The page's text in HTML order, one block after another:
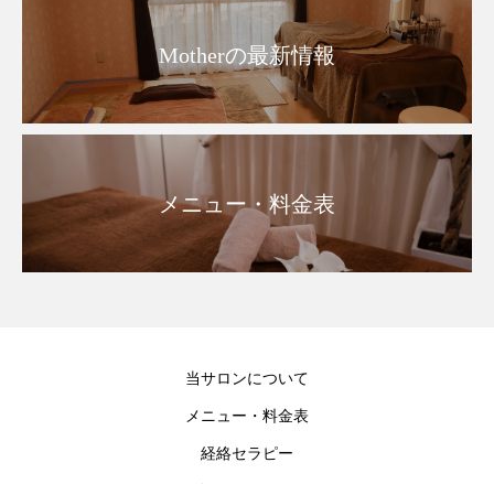
Motherの最新情報
メニュー・料金表
当サロンについて
メニュー・料金表
経絡セラピー